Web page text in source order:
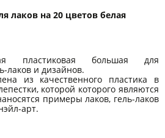
лаков на 20 цветов белая
пластиковая большая для
лаков и дизайнов.
из качественного пластика в
которой которого являются
примеры лаков, гель-лаков
арт.